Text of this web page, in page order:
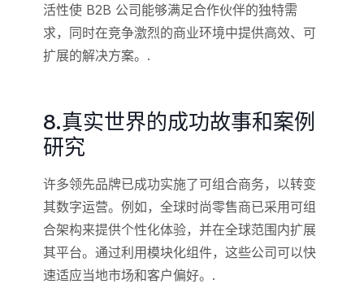
活性使 B2B 公司能够满足合作伙伴的独特需
求，同时在竞争激烈的商业环境中提供高效、可
扩展的解决方案。.
8.真实世界的成功故事和案例
研究
许多领先品牌已成功实施了可组合商务，以转变
其数字运营。例如，全球时尚零售商已采用可组
合架构来提供个性化体验，并在全球范围内扩展
其平台。通过利用模块化组件，这些公司可以快
速适应当地市场和客户偏好。.